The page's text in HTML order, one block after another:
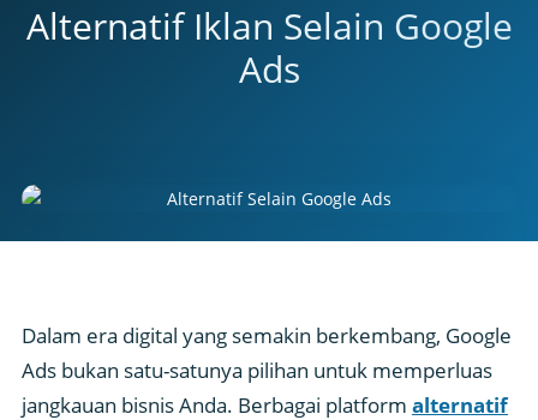
Alternatif Iklan Selain Google
Ads
Dalam era digital yang semakin berkembang, Google
Ads bukan satu-satunya pilihan untuk memperluas
jangkauan bisnis Anda. Berbagai platform alternatif